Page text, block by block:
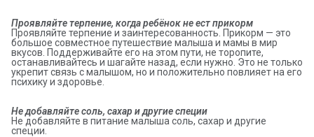
Проявляйте терпение, когда ребёнок не ест прикорм
Проявляйте терпение и заинтересованность. Прикорм — это
большое совместное путешествие малыша и мамы в мир
вкусов. Поддерживайте его на этом пути, не торопите,
останавливайтесь и шагайте назад, если нужно. Это не только
укрепит связь с малышом, но и положительно повлияет на его
психику и здоровье.
Не добавляйте соль, сахар и другие специи
Не добавляйте в питание малыша соль, сахар и другие
специи.